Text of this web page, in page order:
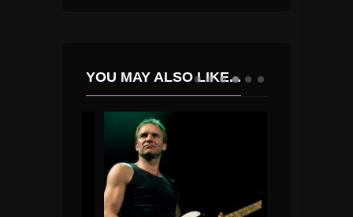
YOU MAY ALSO LIKE...